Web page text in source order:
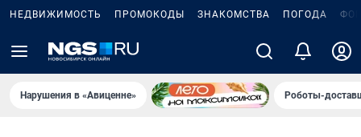
НЕДВИЖИМОСТЬ ПРОМОКОДЫ ЗНАКОМСТВА ПОГОДА
Нарушения в «Авиценне» Роботы-